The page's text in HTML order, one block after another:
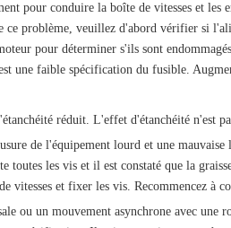
pour conduire la boîte de vitesses et
problème, veuillez d'abord vérifier si
pour déterminer s'ils sont
une faible spécification du fusible.
réduit. L'effet d'étanchéité n'est
de l'équipement lourd et une
toutes les vis et il est constaté que la
vitesses et fixer les vis. Recommencez à
ou un mouvement asynchrone avec